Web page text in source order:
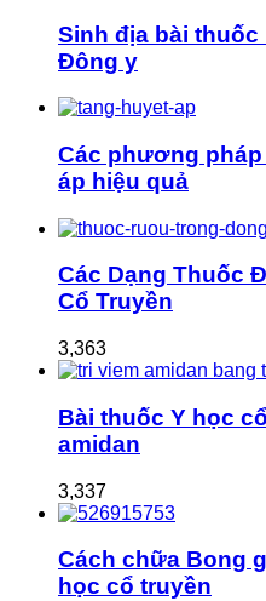
Sinh địa bài
Đông y
Các phương
áp hiệu quả
Các Dạng Thuốc
Cổ Truyền
3,363
Bài thuốc Y học
amidan
3,337
Cách chữa Bong
học cổ truyền